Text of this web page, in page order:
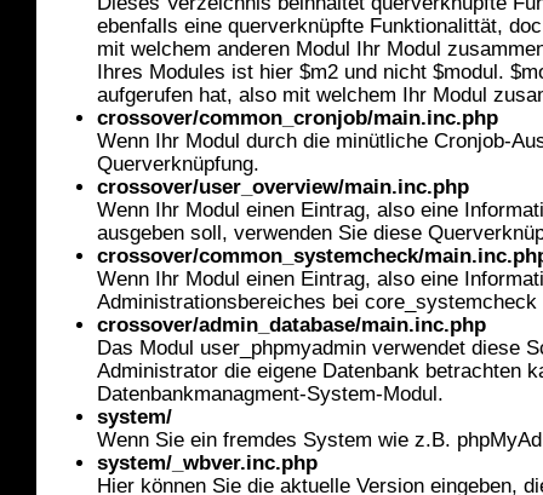
ebenfalls eine querverknüpfte Funktionalittät,
mit welchem anderen Modul Ihr Modul
Ihres Modules ist hier $m2 und nicht $modul.
aufgerufen hat, also mit welchem Ihr Modul
crossover/common_cronjob/main.inc.php
Wenn Ihr Modul durch die minütliche Cronjob-
Querverknüpfung.
crossover/user_overview/main.inc.php
Wenn Ihr Modul einen Eintrag, also eine
ausgeben soll, verwenden Sie diese
crossover/common_systemcheck/
Wenn Ihr Modul einen Eintrag, also eine
Administrationsbereiches bei
crossover/admin_database/main.inc.php
Das Modul user_phpmyadmin verwendet diese
Administrator die eigene Datenbank betrachten
Datenbankmanagment-System-Modul.
system/
Wenn Sie ein fremdes System wie z.B.
system/_wbver.inc.php
Hier können Sie die aktuelle Version eingeben,